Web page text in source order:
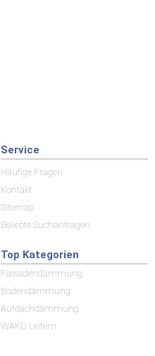
Service
Häufige Fragen
Kontakt
Sitemap
Beliebte Suchanfragen
Top Kategorien
Fassadendämmung
Bodendämmung
Aufdachdämmung
WAKÜ Leitern